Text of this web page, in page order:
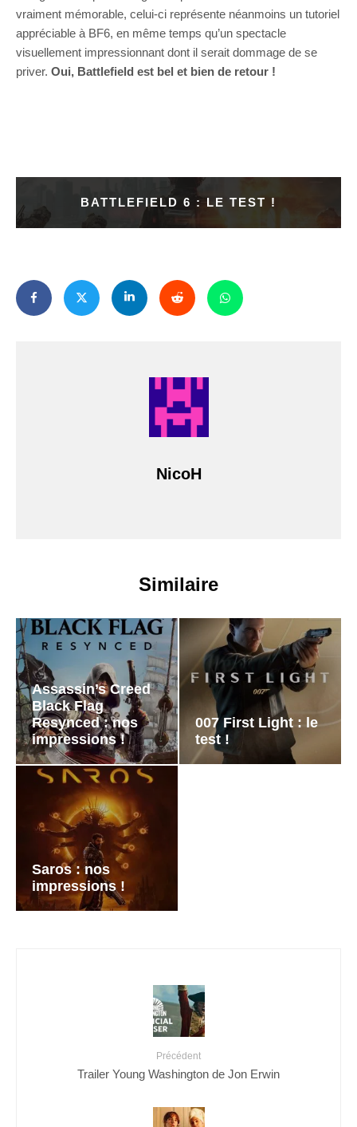
vraiment mémorable, celui-ci représente néanmoins un tutoriel
appréciable à BF6, en même temps qu’un spectacle
visuellement impressionnant dont il serait dommage de se
priver. Oui, Battlefield est bel et bien de retour !
BATTLEFIELD 6 : LE TEST !
NicoH
Similaire
Assassin’s Creed
Black Flag
Resynced : nos
impressions !
007 First Light : le
test !
Saros : nos
impressions !
Précédent
Trailer Young Washington de Jon Erwin